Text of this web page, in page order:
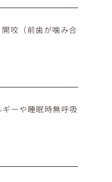
咬（前歯が噛み合
ーや睡眠時無呼吸